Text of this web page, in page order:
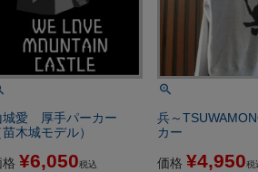
城愛 厚手パーカー
苗木城モデル）
¥6,050税込
兵～
カー
価格 ¥4,950税